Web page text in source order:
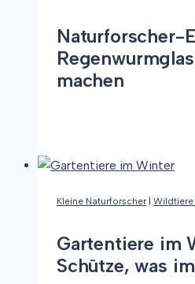
Langeweile
Naturforscher-
machen
selber
Kleine Naturforscher|
Gartentiere im
Schütze, was